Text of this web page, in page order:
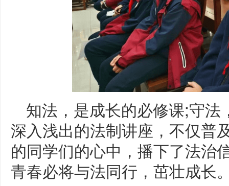
知法，是成长的必修课;守
深入浅出的法制讲座，不仅普
的同学们的心中，播下了法
青春必将与法同行，茁壮成长